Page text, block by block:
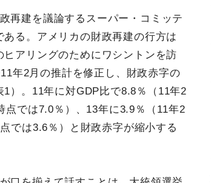
再建を議論するスーパー・コミッテ
る。アメリカの財政再建の行方は
アリングのためにワシントンを訪
年2月の推計を修正し、財政赤字の
）。11年に対GDP比で8.8％（11年2
点では7.0％）、13年に3.9％（11年2
では3.6％）と財政赤字が縮小する